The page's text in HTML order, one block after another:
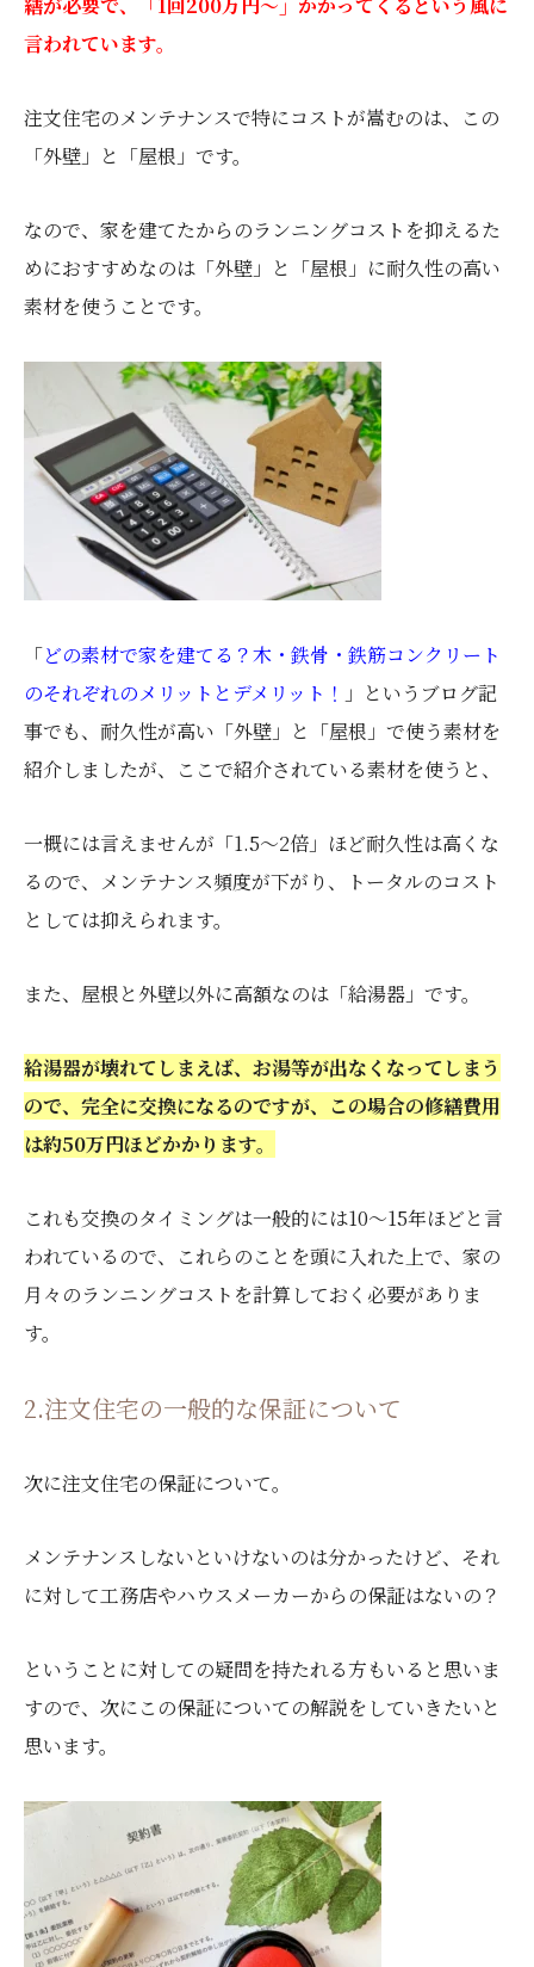
言われています。
注文住宅のメンテナンスで特にコストが嵩むのは、この
「外壁」と「屋根」です。
なので、家を建てたからのランニングコストを抑えるた
めにおすすめなのは「外壁」と「屋根」に耐久性の高い
素材を使うことです。
「どの素材で家を建てる？木・鉄骨・鉄筋コンクリート
のそれぞれのメリットとデメリット！ 」というブログ記
事でも、耐久性が高い「外壁」と「屋根」で使う素材を
紹介しましたが、ここで紹介されている素材を使うと、
一概には言えませんが「1.5〜2倍」ほど耐久性は高くな
るので、メンテナンス頻度が下がり、トータルのコスト
としては抑えられます。
また、屋根と外壁以外に高額なのは「給湯器」です。
給湯器が壊れてしまえば、お湯等が出なくなってしまう
ので、完全に交換になるのですが、この場合の修繕費用
は約50万円ほどかかります。
これも交換のタイミングは一般的には10〜15年ほどと言
われているので、これらのことを頭に入れた上で、家の
月々のランニングコストを計算しておく必要がありま
す。
2.注文住宅の一般的な保証について
次に注文住宅の保証について。
メンテナンスしないといけないのは分かったけど、それ
に対して工務店やハウスメーカーからの保証はないの？
ということに対しての疑問を持たれる方もいると思いま
すので、次にこの保証についての解説をしていきたいと
思います。